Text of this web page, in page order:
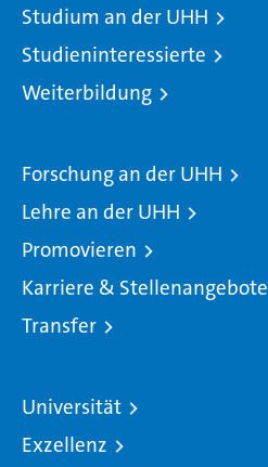
Studium an der UHH
Studieninteressierte
Weiterbildung
Forschung an der UHH
Lehre an der UHH
Promovieren
Karriere & Stellenangebote
Transfer
Universität
Exzellenz